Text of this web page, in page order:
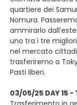
quartiere dei
Nomura.
ammirarlo
uno tra i tre
nel mercato
trasferiremo a
Pasti liberi.
03/05/25 DAY 15 -